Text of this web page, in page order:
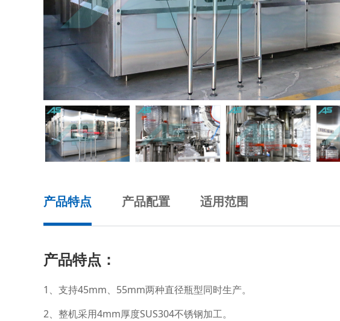
产品特点 产品配置 适用范围
产品特点：
1、支持45mm、55mm两种直径瓶型同时生产。
2、整机采用4mm厚度SUS304不锈钢加工。